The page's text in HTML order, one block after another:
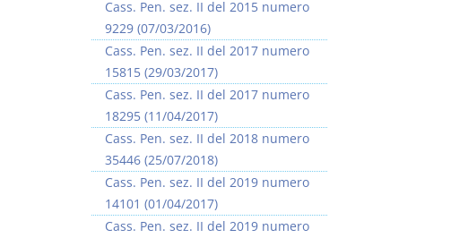
Cass. Pen. sez. II del 2015 numero
9229 (07/03/2016)
Cass. Pen. sez. II del 2017 numero
15815 (29/03/2017)
Cass. Pen. sez. II del 2017 numero
18295 (11/04/2017)
Cass. Pen. sez. II del 2018 numero
35446 (25/07/2018)
Cass. Pen. sez. II del 2019 numero
14101 (01/04/2017)
Cass. Pen. sez. II del 2019 numero